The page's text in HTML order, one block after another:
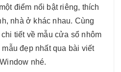
điểm nổi bật riêng, thích
nhà ở khác nhau. Cùng
tiết về mẫu cửa sổ nhôm
đẹp nhất qua bài viết
nhé.